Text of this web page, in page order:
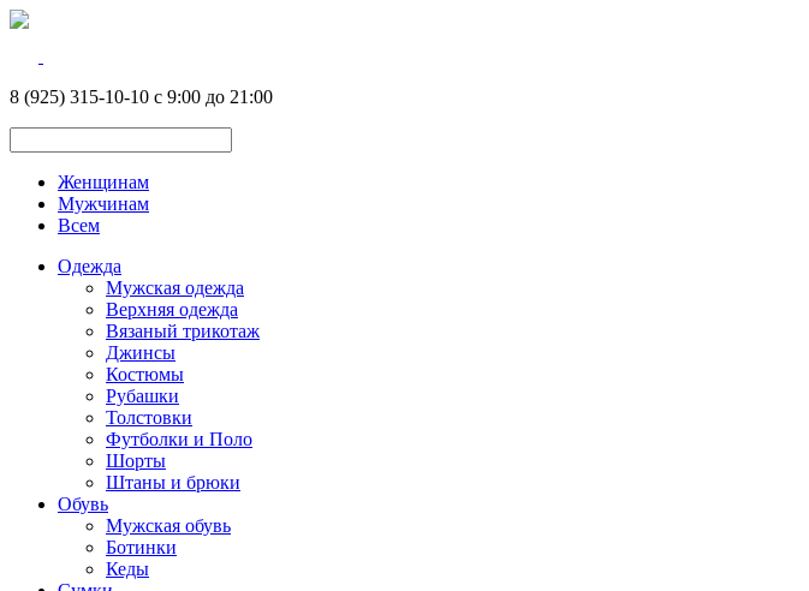
8 (925) 315-10-10 с 9:00 до 21:00
Женщинам
Мужчинам
Всем
Одежда
Мужская одежда
Верхняя одежда
Вязаный трикотаж
Джинсы
Костюмы
Рубашки
Толстовки
Футболки и Поло
Шорты
Штаны и брюки
Обувь
Мужская обувь
Ботинки
Кеды